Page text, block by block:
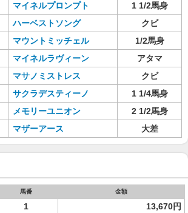
マイネルプロンプト
1 1/2馬身
ハーベストソング
クビ
マウントミッチェル
1/2馬身
マイネルラヴィーン
アタマ
マサノミストレス
クビ
サクラデスティーノ
1 1/4馬身
メモリーユニオン
2 1/2馬身
マザーアース 大差
馬番 金額
1 13,670円